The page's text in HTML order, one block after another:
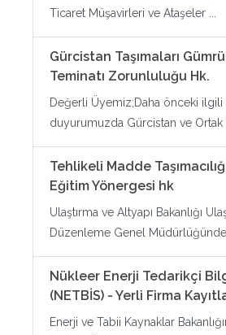
Ticaret Müşavirleri ve Ataşeler ...
Gürcistan Taşımaları
Teminatı Zorunluluğu Hk.
Değerli Üyemiz;Daha önceki ilgili
duyurumuzda Gürcistan ve Ortak
Tehlikeli Madde
Eğitim Yönergesi hk
Ulaştırma ve Altyapı Bakanlığı
Düzenleme Genel
Nükleer Enerji Tedarikçi
(NETBİS) - Yerli Firma
Enerji ve Tabii Kaynaklar